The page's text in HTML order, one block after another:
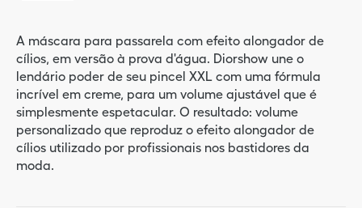
A máscara para passarela com efeito alongador de
cílios, em versão à prova d'água. Diorshow une o
lendário poder de seu pincel XXL com uma fórmula
incrível em creme, para um volume ajustável que é
simplesmente espetacular. O resultado: volume
personalizado que reproduz o efeito alongador de
cílios utilizado por profissionais nos bastidores da
moda.